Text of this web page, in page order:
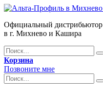
Официальный дистрибьютор
в г. Михнево и Кашира
Корзина
Позвоните мне